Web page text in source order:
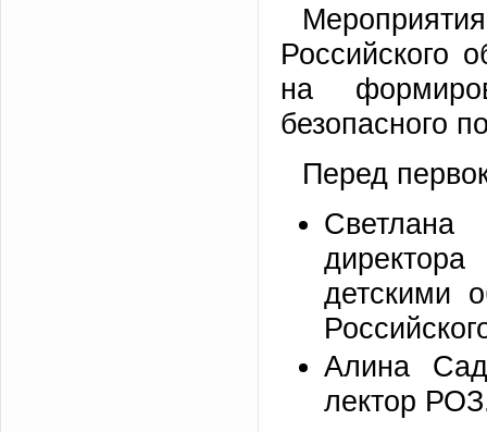
Российского
на
безопасного
Перед
Светлана
детскими
Алина
лектор